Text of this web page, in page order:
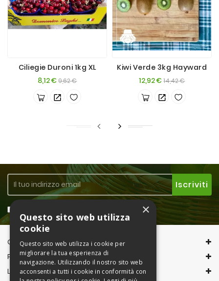
Ciliegie Duroni 1kg XL
8,12 €Prezzo
9,62 €Prezzo
Kiwi Verde 3kg Hayward
12,92 €Prezzo
14,42 €Prezzo
CONTACT INFORMATION
PRODOTTI
LA NOSTRA AZIENDA
×
Questo sito web utilizza
cookie
Questo sito web utilizza i cookie per
migliorare la tua esperienza di
navigazione. Utilizzando il nostro sito web
acconsenti a tutti i cookie in conformità con